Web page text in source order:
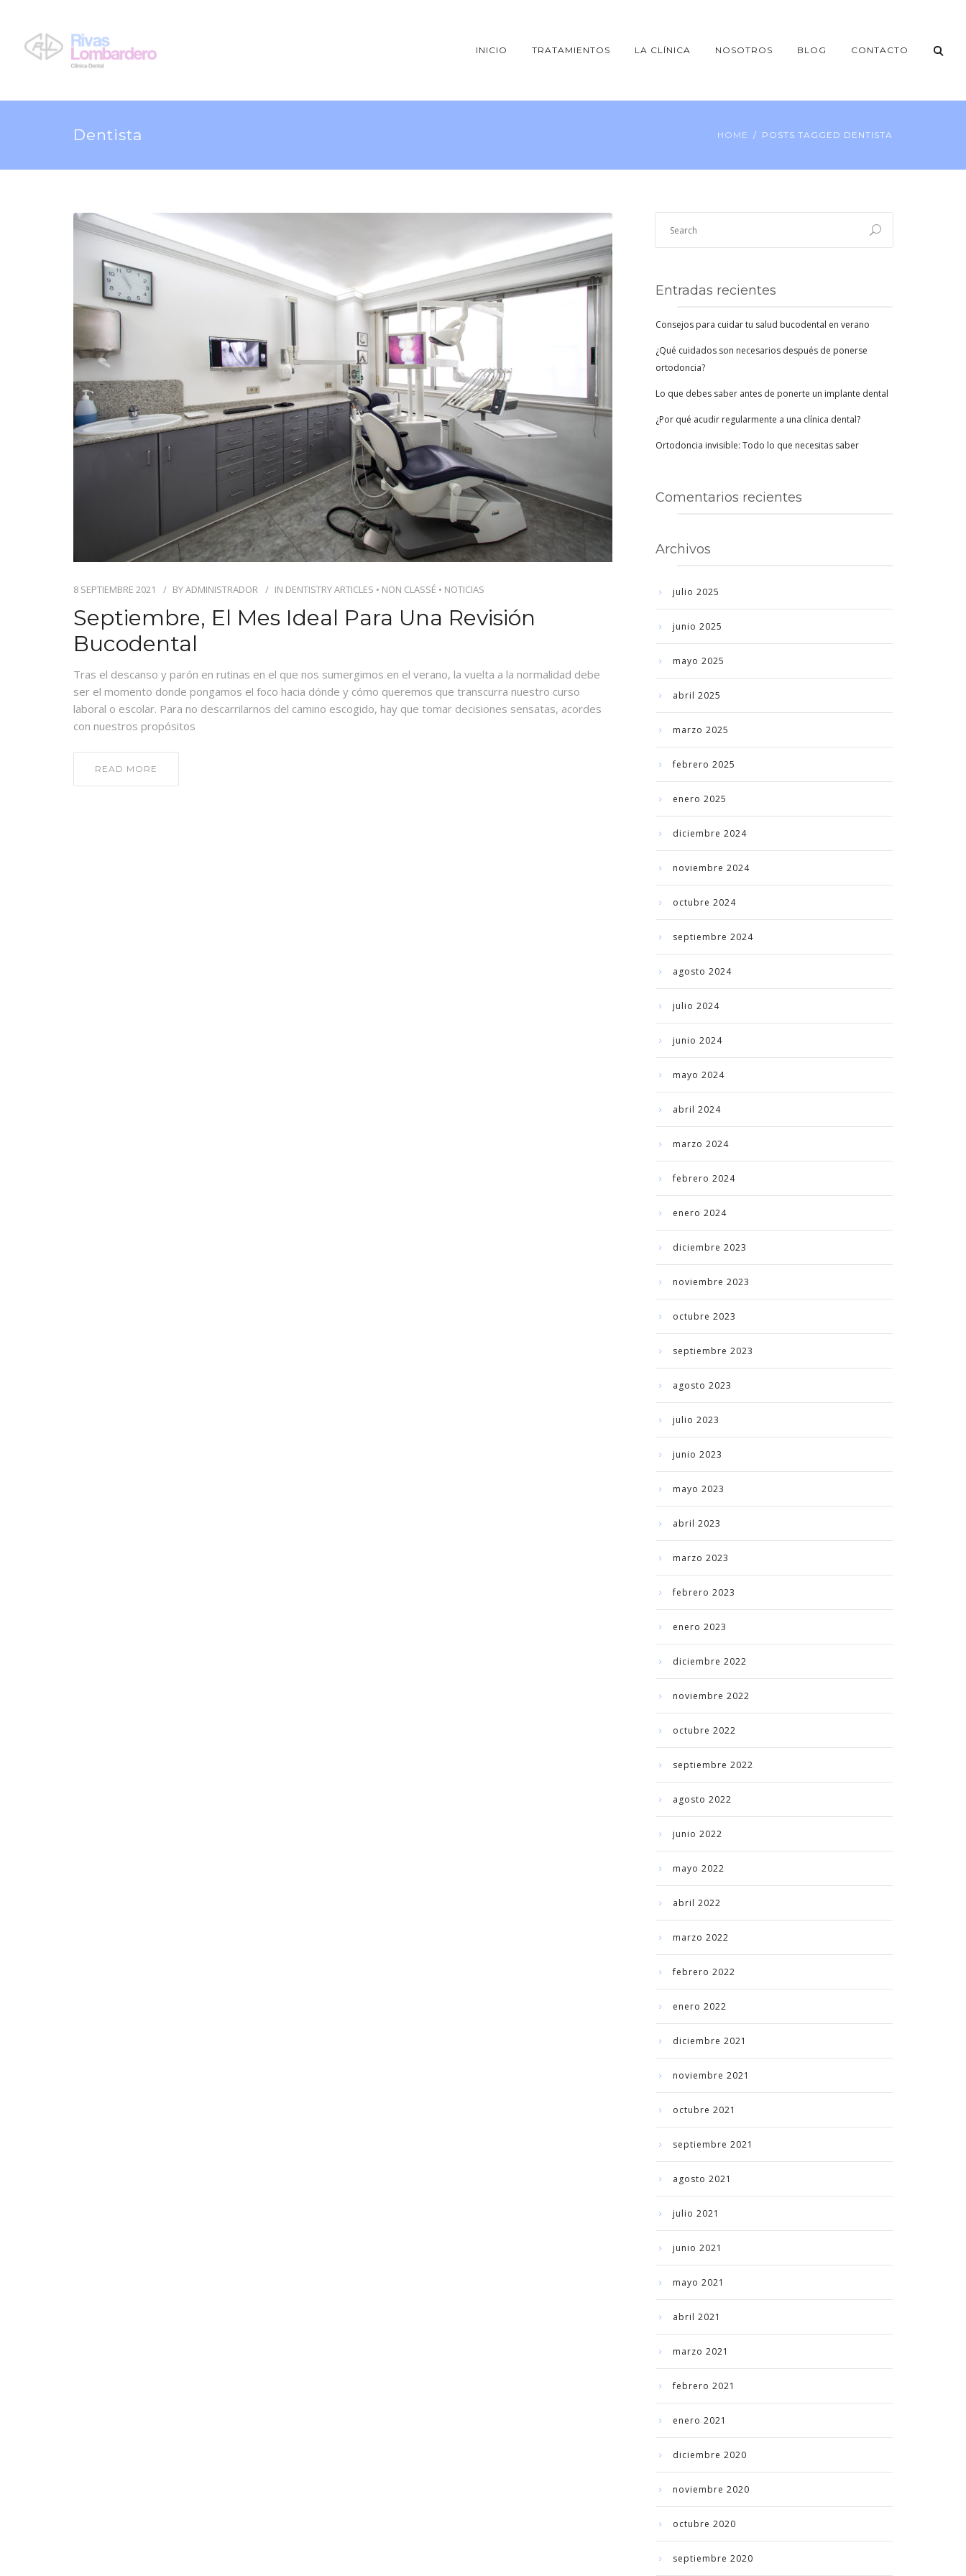
INICIO TRATAMIENTOS LA CLÍNICA NOSOTROS BLOG CONTACTO
Dentista HOME POSTS TAGGED DENTISTA
8 SEPTIEMBRE 2021 BYADMINISTRADOR IN DENTISTRY ARTICLES • NON CLASSÉ • NOTICIAS
Septiembre, El Mes Ideal Para Una Revisión
Bucodental
Tras el descanso y parón en rutinas en el que nos sumergimos en el verano, la vuelta a la normalidad debe
ser el momento donde pongamos el foco hacia dónde y cómo queremos que transcurra nuestro curso
laboral o escolar. Para no descarrilarnos del camino escogido, hay que tomar decisiones sensatas, acordes
con nuestros propósitos
READ MORE
Entradas recientes
Consejos para cuidar tu salud bucodental en verano
¿Qué cuidados son necesarios después de ponerse
ortodoncia?
Lo que debes saber antes de ponerte un implante dental
¿Por qué acudir regularmente a una clínica dental?
Ortodoncia invisible: Todo lo que necesitas saber
Comentarios recientes
Archivos
julio 2025
junio 2025
mayo 2025
abril 2025
marzo 2025
febrero 2025
enero 2025
diciembre 2024
noviembre 2024
octubre 2024
septiembre 2024
agosto 2024
julio 2024
junio 2024
mayo 2024
abril 2024
marzo 2024
febrero 2024
enero 2024
diciembre 2023
noviembre 2023
octubre 2023
septiembre 2023
agosto 2023
julio 2023
junio 2023
mayo 2023
abril 2023
marzo 2023
febrero 2023
enero 2023
diciembre 2022
noviembre 2022
octubre 2022
septiembre 2022
agosto 2022
junio 2022
mayo 2022
abril 2022
marzo 2022
febrero 2022
enero 2022
diciembre 2021
noviembre 2021
octubre 2021
septiembre 2021
agosto 2021
julio 2021
junio 2021
mayo 2021
abril 2021
marzo 2021
febrero 2021
enero 2021
diciembre 2020
noviembre 2020
octubre 2020
septiembre 2020